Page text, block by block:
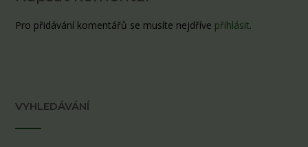
Pro přidávání komentářů se musíte nejdříve přihlásit.
VYHLEDÁVÁNÍ